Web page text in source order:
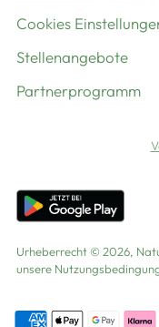
Cookies
Stellenangebote
Partnerprogramm
Urheberrecht © 2026,
unsere